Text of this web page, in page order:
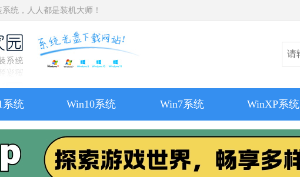
统，人人都是装机大师！
系统 Win10系统 Win7系统 WinXP系统